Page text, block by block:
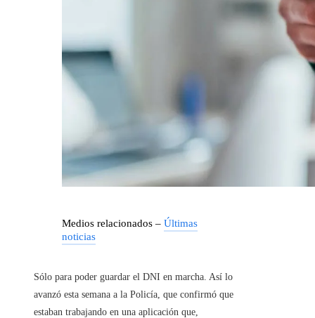
Medios relacionados – Últimas
noticias
Sólo para poder guardar el DNI en marcha. Así lo
avanzó esta semana a la Policía, que confirmó que
estaban trabajando en una aplicación que,